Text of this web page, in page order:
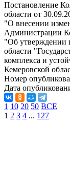
Постановление
области от
"О внесении
Администрации
"Об утверждении
области
комплекса и
Кемеровской
Номер
Дата
1 10 20 50 ВСЕ
1 2 3 4 ... 127